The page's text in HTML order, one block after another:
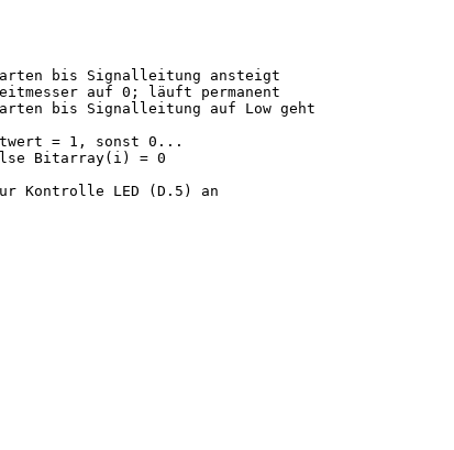
bis Signalleitung ansteigt
auf 0; läuft permanent
bis Signalleitung auf Low geht
= 1, sonst 0...
Else Bitarray(i) = 0
Kontrolle LED (D.5) an